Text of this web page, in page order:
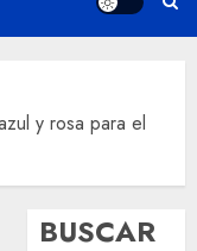
y rosa para el
BUSCAR